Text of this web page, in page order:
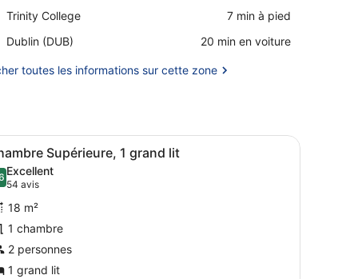
de
Trinity College
Place,
College
‪7 min à pied‬
Dublin (DUB)
Airport,
(DUB)
‪20 min en voiture‬
toutes les informations sur cette zone
lit, deux fauteuils rouges, une petite table ronde et un grand miroir.
Un lit bien fait, avec une couverture
4 Supérieure, 1 grand lit
sur 10
Excellent
54 avis
(54 avis)
18 m²
1 chambre
2 personnes
1 grand lit